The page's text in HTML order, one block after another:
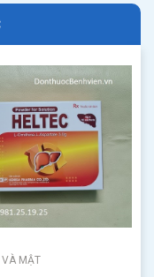
VÀ MẬT